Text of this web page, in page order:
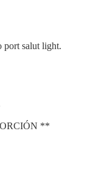
port salut light.
**